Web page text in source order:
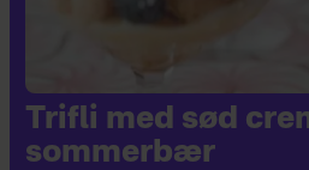
Trifli med sød
sommerbær